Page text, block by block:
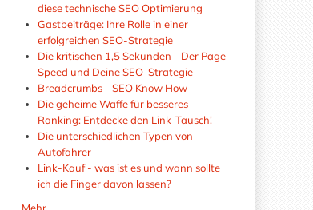
diese technische SEO Optimierung
Gastbeiträge: Ihre Rolle in einer
erfolgreichen SEO-Strategie
Die kritischen 1,5 Sekunden - Der Page
Speed und Deine SEO-Strategie
Breadcrumbs - SEO Know How
Die geheime Waffe für besseres
Ranking: Entdecke den Link-Tausch!
Die unterschiedlichen Typen von
Autofahrer
Link-Kauf - was ist es und wann sollte
ich die Finger davon lassen?
Mehr